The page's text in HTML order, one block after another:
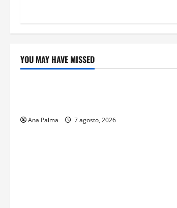
YOU MAY HAVE MISSED
Crítica de Cine
Ana Palma 7 agosto, 2026